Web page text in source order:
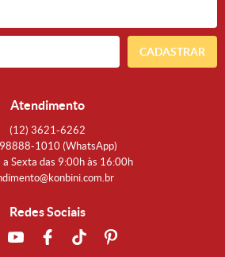
CADASTRAR
Atendimento
(12) 3621-6262
98888-1010 (WhatsApp)
a Sexta das 9:00h às 16:00h
Redes Sociais